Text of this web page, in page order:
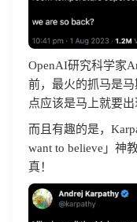
OpenAI研究科学家
前，最火的抓马是
点应该是马上就要出
而且有趣的是，
want to believe」神
真！